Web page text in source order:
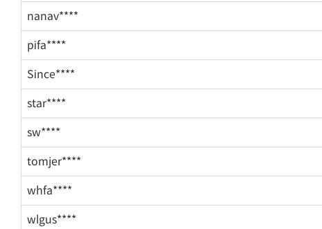
nanav****
pifa****
Since****
star****
sw****
tomjer****
whfa****
wlgus****